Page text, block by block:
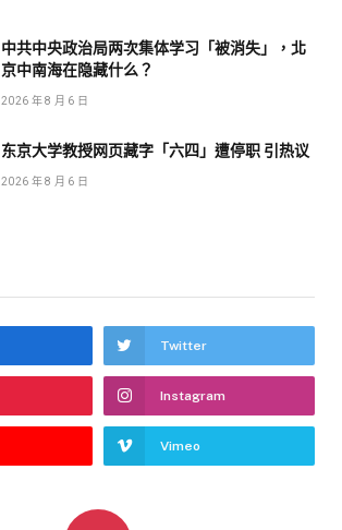
中共中央政治局两次集体学习「被消失」，北
京中南海在隐藏什么？
2026 年 8 月 6 日
东京大学教授网页藏字「六四」遭停职 引热议
2026 年 8 月 6 日
Twitter
Instagram
Vimeo